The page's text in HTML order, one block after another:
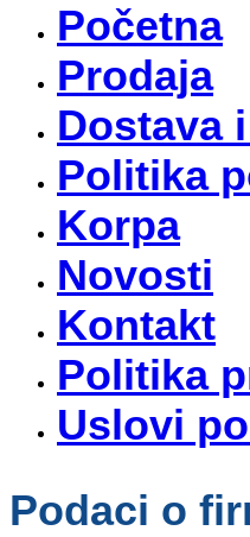
Početna
Prodaja
Dostava
Politika
Korpa
Novosti
Kontakt
Politika
Uslovi
Podaci o